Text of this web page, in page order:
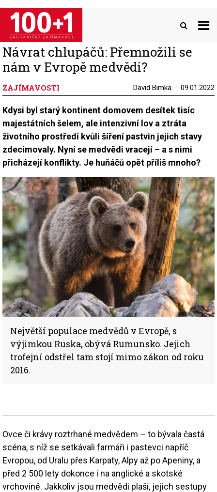
Přejít
hlavnímu
obsahu
Návrat chlupáčů: Přemnožili se
nám v Evropě medvědi?
ZAJÍMAVOSTI David Bimka 09.01.2022
Kdysi byl starý kontinent domovem desítek tisíc
majestátních šelem, ale intenzivní lov a ztráta
životního prostředí kvůli šíření pastvin jejich stavy
zdecimovaly. Nyní se medvědi vracejí – a s nimi
přicházejí konflikty. Je huňáčů opět příliš mnoho?
Největší populace medvědů v Evropě, s
výjimkou Ruska, obývá Rumunsko. Jejich
trofejní odstřel tam stojí mimo zákon od roku
2016.
Ovce či krávy roztrhané medvědem – to bývala častá
scéna, s níž se setkávali farmáři i pastevci napříč
Evropou, od Uralu přes Karpaty, Alpy až po Apeniny, a
před 2 500 lety dokonce i na anglické a skotské
vrchovině. Jakkoliv jsou medvědi plaší, jejich sestupy